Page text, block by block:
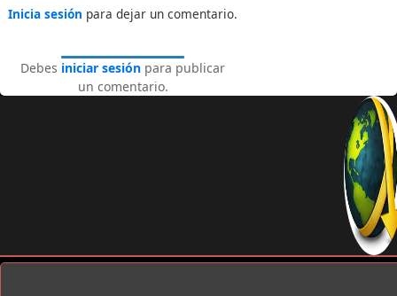
Inicia sesión para dejar un comentario.
Debes iniciar sesión para publicar
un comentario.